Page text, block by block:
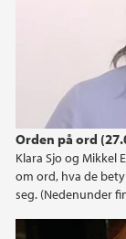
Orden på ord
Klara Sjo og Mikkel
om ord, hva de
seg. (Nedenunder